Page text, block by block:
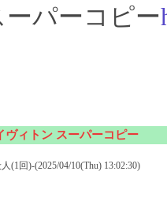
パーコピー
ヴィトン スーパーコピー
(1回)-(2025/04/10(Thu) 13:02:30)